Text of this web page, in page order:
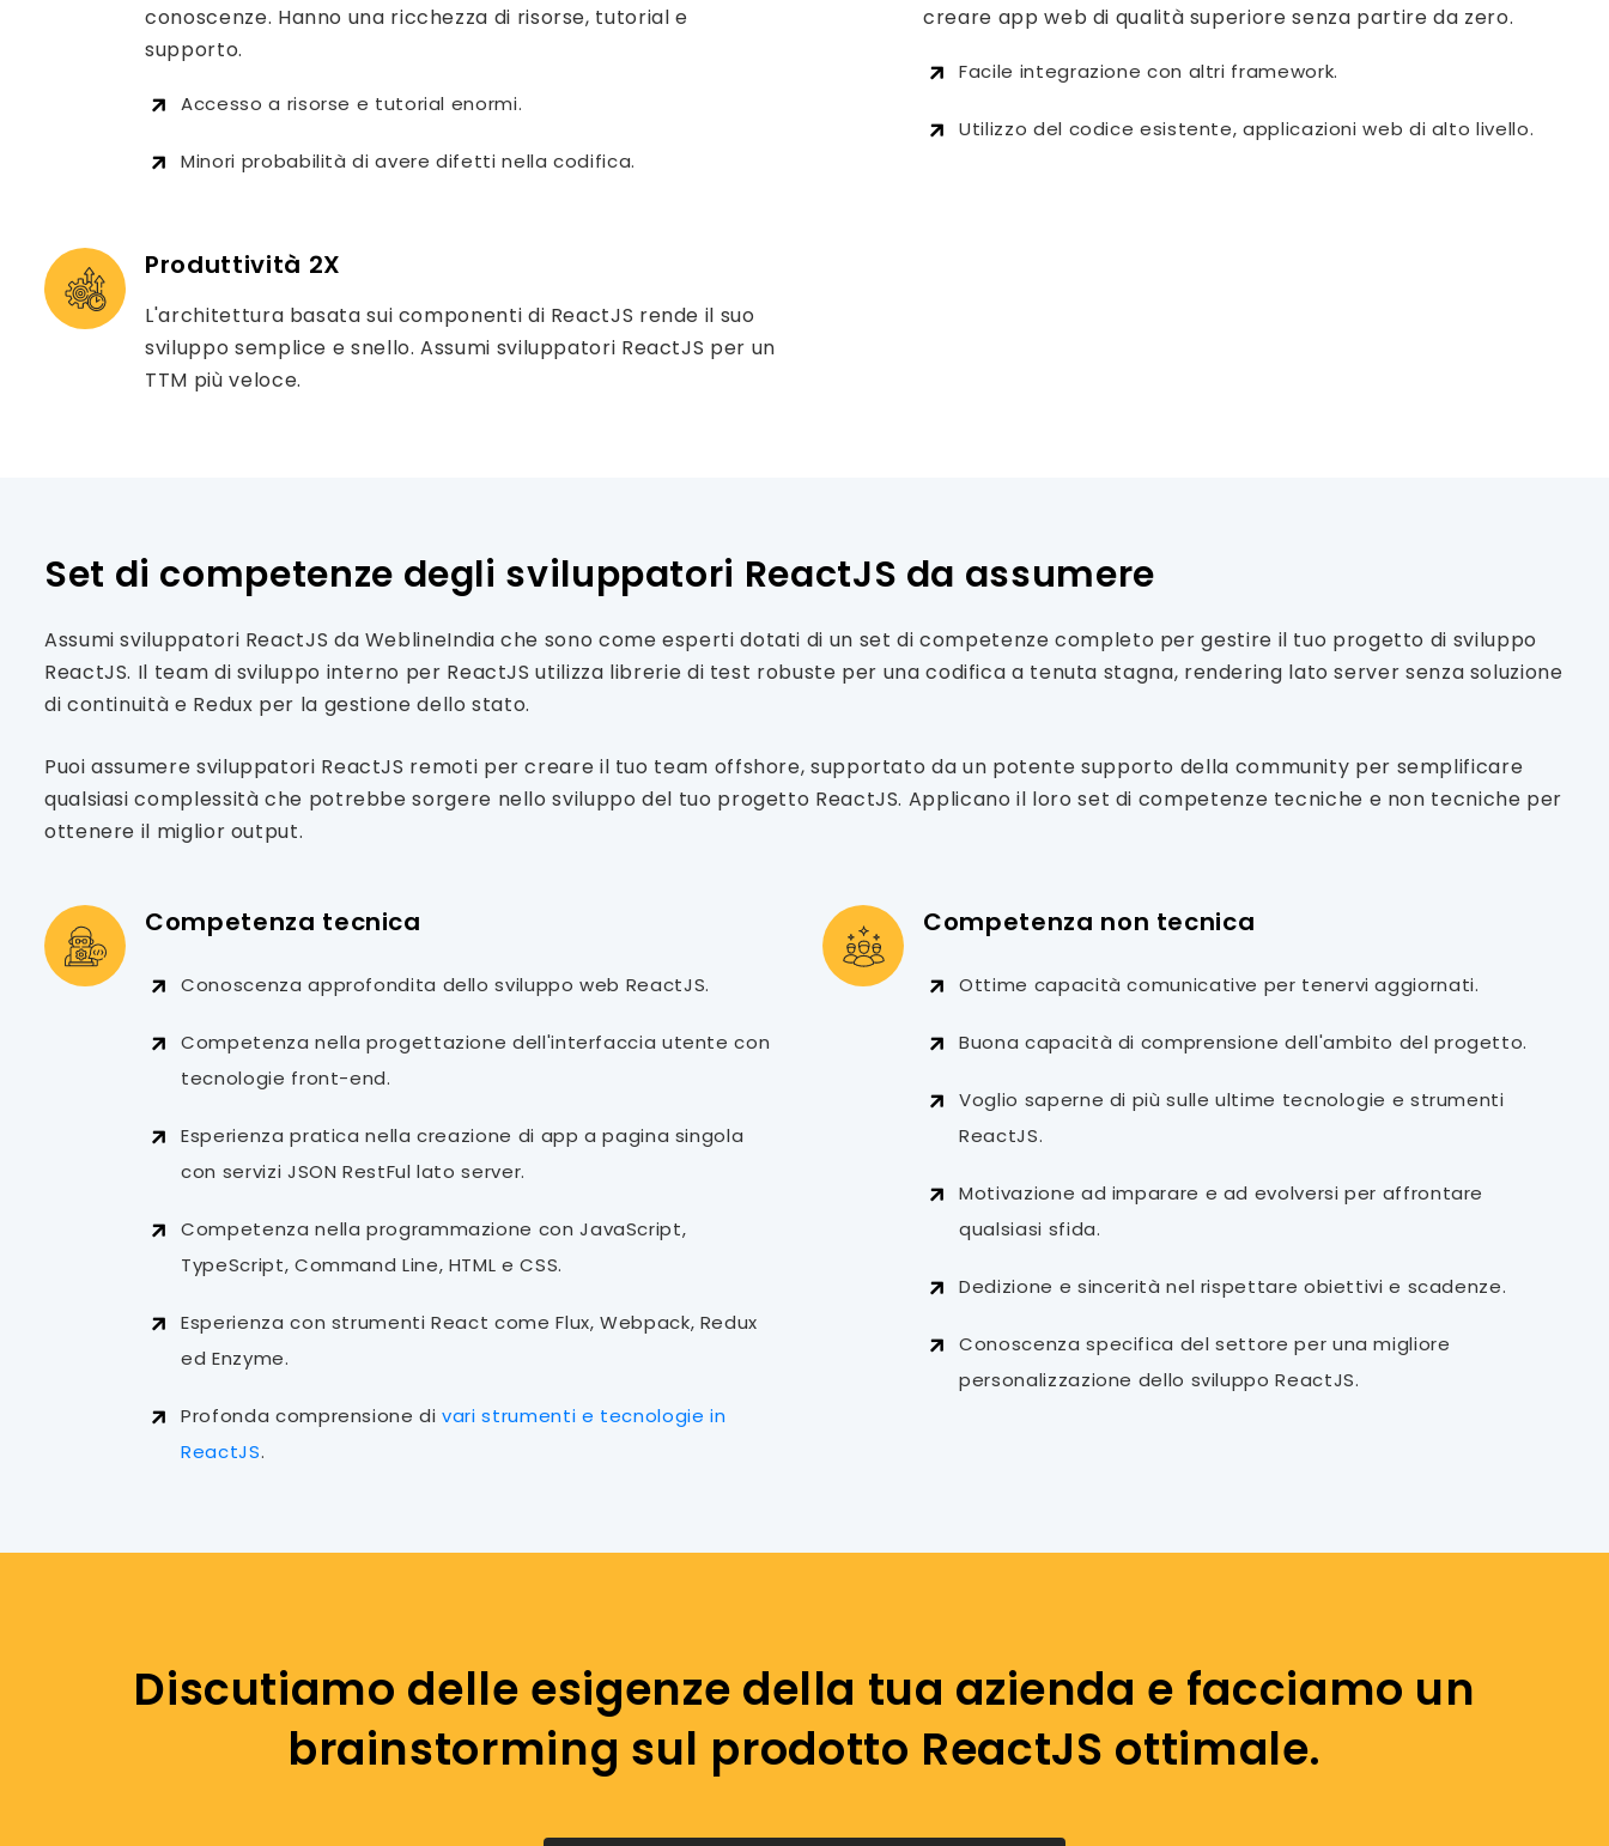
conoscenze. Hanno una ricchezza di risorse, tutorial e
supporto.
Accesso a risorse e tutorial enormi.
Minori probabilità di avere difetti nella codifica.
creare app web di qualità superiore senza partire da zero.
Facile integrazione con altri framework.
Utilizzo del codice esistente, applicazioni web di alto livello.
Produttività 2X
L'architettura basata sui componenti di ReactJS rende il suo
sviluppo semplice e snello. Assumi sviluppatori ReactJS per un
TTM più veloce.
Set di competenze degli sviluppatori ReactJS da assumere
Assumi sviluppatori ReactJS da WeblineIndia che sono come esperti dotati di un set di competenze completo per gestire il tuo progetto di sviluppo
ReactJS. Il team di sviluppo interno per ReactJS utilizza librerie di test robuste per una codifica a tenuta stagna, rendering lato server senza soluzione
di continuità e Redux per la gestione dello stato.
Puoi assumere sviluppatori ReactJS remoti per creare il tuo team offshore, supportato da un potente supporto della community per semplificare
qualsiasi complessità che potrebbe sorgere nello sviluppo del tuo progetto ReactJS. Applicano il loro set di competenze tecniche e non tecniche per
ottenere il miglior output.
Competenza tecnica
Conoscenza approfondita dello sviluppo web ReactJS.
Competenza nella progettazione dell'interfaccia utente con
tecnologie front-end.
Esperienza pratica nella creazione di app a pagina singola
con servizi JSON RestFul lato server.
Competenza nella programmazione con JavaScript,
TypeScript, Command Line, HTML e CSS.
Esperienza con strumenti React come Flux, Webpack, Redux
ed Enzyme.
Profonda comprensione divari strumenti e tecnologie in
ReactJS.
Competenza non tecnica
Ottime capacità comunicative per tenervi aggiornati.
Buona capacità di comprensione dell'ambito del progetto.
Voglio saperne di più sulle ultime tecnologie e strumenti
ReactJS.
Motivazione ad imparare e ad evolversi per affrontare
qualsiasi sfida.
Dedizione e sincerità nel rispettare obiettivi e scadenze.
Conoscenza specifica del settore per una migliore
personalizzazione dello sviluppo ReactJS.
Discutiamo delle esigenze della tua azienda e facciamo un
brainstorming sul prodotto ReactJS ottimale.